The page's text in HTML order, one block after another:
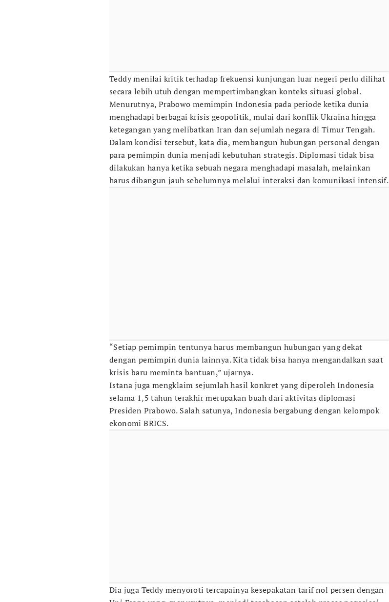
Teddy menilai kritik terhadap frekuensi kunjungan luar negeri perlu dilihat
secara lebih utuh dengan mempertimbangkan konteks situasi global.
Menurutnya, Prabowo memimpin Indonesia pada periode ketika dunia
menghadapi berbagai krisis geopolitik, mulai dari konflik Ukraina hingga
ketegangan yang melibatkan Iran dan sejumlah negara di Timur Tengah.
Dalam kondisi tersebut, kata dia, membangun hubungan personal dengan
para pemimpin dunia menjadi kebutuhan strategis. Diplomasi tidak bisa
dilakukan hanya ketika sebuah negara menghadapi masalah, melainkan
harus dibangun jauh sebelumnya melalui interaksi dan komunikasi intensif.
“Setiap pemimpin tentunya harus membangun hubungan yang dekat
dengan pemimpin dunia lainnya. Kita tidak bisa hanya mengandalkan saat
krisis baru meminta bantuan,” ujarnya.
Istana juga mengklaim sejumlah hasil konkret yang diperoleh Indonesia
selama 1,5 tahun terakhir merupakan buah dari aktivitas diplomasi
Presiden Prabowo. Salah satunya, Indonesia bergabung dengan kelompok
ekonomi BRICS.
Dia juga Teddy menyoroti tercapainya kesepakatan tarif nol persen dengan